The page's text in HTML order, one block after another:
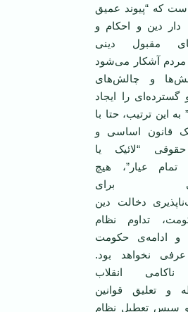
که “پیوند عمیق
دار دین و احکام و
مقبول دینی
مردم آشکار می‌شود
و چالش‌های
را ایجاد
به این ترتیب، حتا با
قانون اساسی و
“لائیک یا
تمام عیار”، هیچ
برای
دخالت دین
تداوم نظام
و ادامه‌ی حکومت
نخواهد بود.
ناکامی انقلاب
و تعلیق قوانین
سپس تعطیل نظام